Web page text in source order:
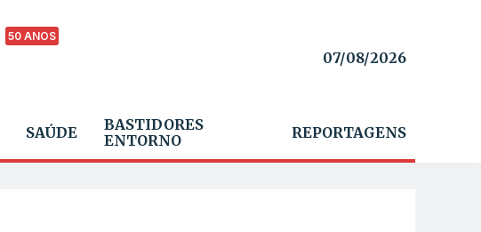
50 ANOS
07/08/2026
SAÚDE
BASTIDORES
ENTORNO
REPORTAGENS